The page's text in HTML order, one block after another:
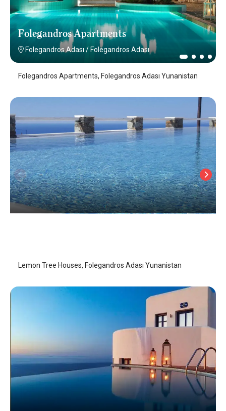
Folegandros Apartments
Folegandros Adası / Folegandros Adası
Folegandros Apartments, Folegandros Adası Yunanistan
Lemon Tree Houses, Folegandros Adası Yunanistan